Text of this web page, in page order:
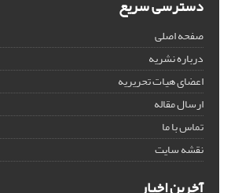
دسترسی سریع
صفحه اصلی
درباره نشریه
اعضای هیات تحریریه
ارسال مقاله
تماس با ما
نقشه سایت